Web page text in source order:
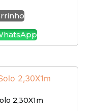
2,30X1m